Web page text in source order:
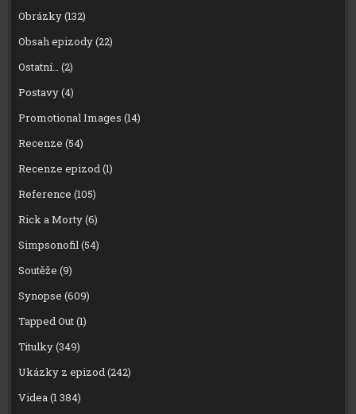
Obrázky(132)
Obsah epizody(22)
Ostatní… (2)
Postavy(4)
Promotional Images (14)
Recenze (54)
Recenze epizod(1)
Reference (105)
Rick a Morty(6)
Simpsonofil(54)
Soutěže (9)
Synopse (609)
Tapped Out(1)
Titulky(349)
Ukázky z epizod(242)
Videa(1 384)